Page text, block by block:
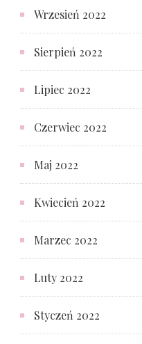
Wrzesień 2022
Sierpień 2022
Lipiec 2022
Czerwiec 2022
Maj 2022
Kwiecień 2022
Marzec 2022
Luty 2022
Styczeń 2022